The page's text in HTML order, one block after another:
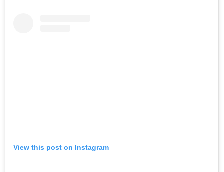
View this post on Instagram